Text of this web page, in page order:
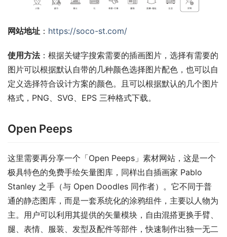
网站地址 ： https://soco-st.com/
使用方法：根据关键字搜索需要的插画图片，选择有需要的
图片可以根据默认自带的几种颜色选择图片配色，也可以自
定义选择符合设计方案的颜色。且可以根据默认的几个图片
格式，PNG、SVG、EPS 三种格式下载。
Open Peeps
这里需要再分享一个「Open Peeps」素材网站，这是一个
极具特色的免费手绘矢量图库，同样出自插画家 Pablo
Stanley 之手（与 Open Doodles 同作者）。它不同于普
通的静态图库，而是一套系统化的涂鸦组件，主要以人物为
主。用户可以利用其提供的矢量模块，自由混搭更换手臂、
腿、表情、服装、发型及配件等部件，快速制作出独一无二